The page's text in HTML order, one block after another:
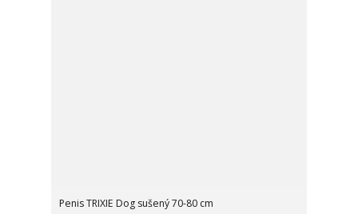
Penis TRIXIE Dog sušený 70-80 cm